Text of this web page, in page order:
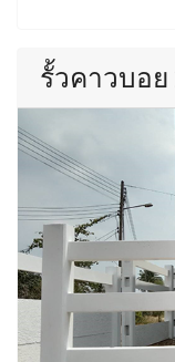
รั้วคาวบอ